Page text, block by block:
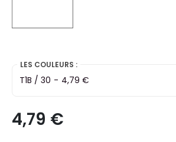
selected
LES COULEURS :
T1B / 30 - 4,79 €
4,79 €